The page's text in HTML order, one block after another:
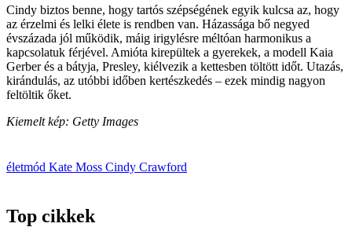
Cindy biztos benne, hogy tartós szépségének egyik kulcsa az, hogy
az érzelmi és lelki élete is rendben van. Házassága bő negyed
évszázada jól működik, máig irigylésre méltóan harmonikus a
kapcsolatuk férjével. Amióta kirepültek a gyerekek, a modell Kaia
Gerber és a bátyja, Presley, kiélvezik a kettesben töltött időt. Utazás,
kirándulás, az utóbbi időben kertészkedés – ezek mindig nagyon
feltöltik őket.
Kiemelt kép: Getty Images
életmód Kate Moss Cindy Crawford
Top cikkek